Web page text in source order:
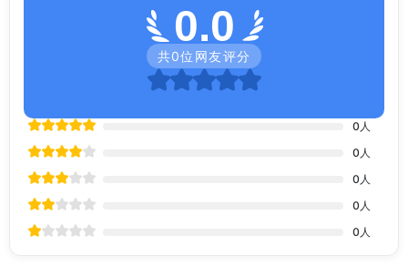
0.0
共0位网友评分
0 人
0 人
0 人
0 人
0 人